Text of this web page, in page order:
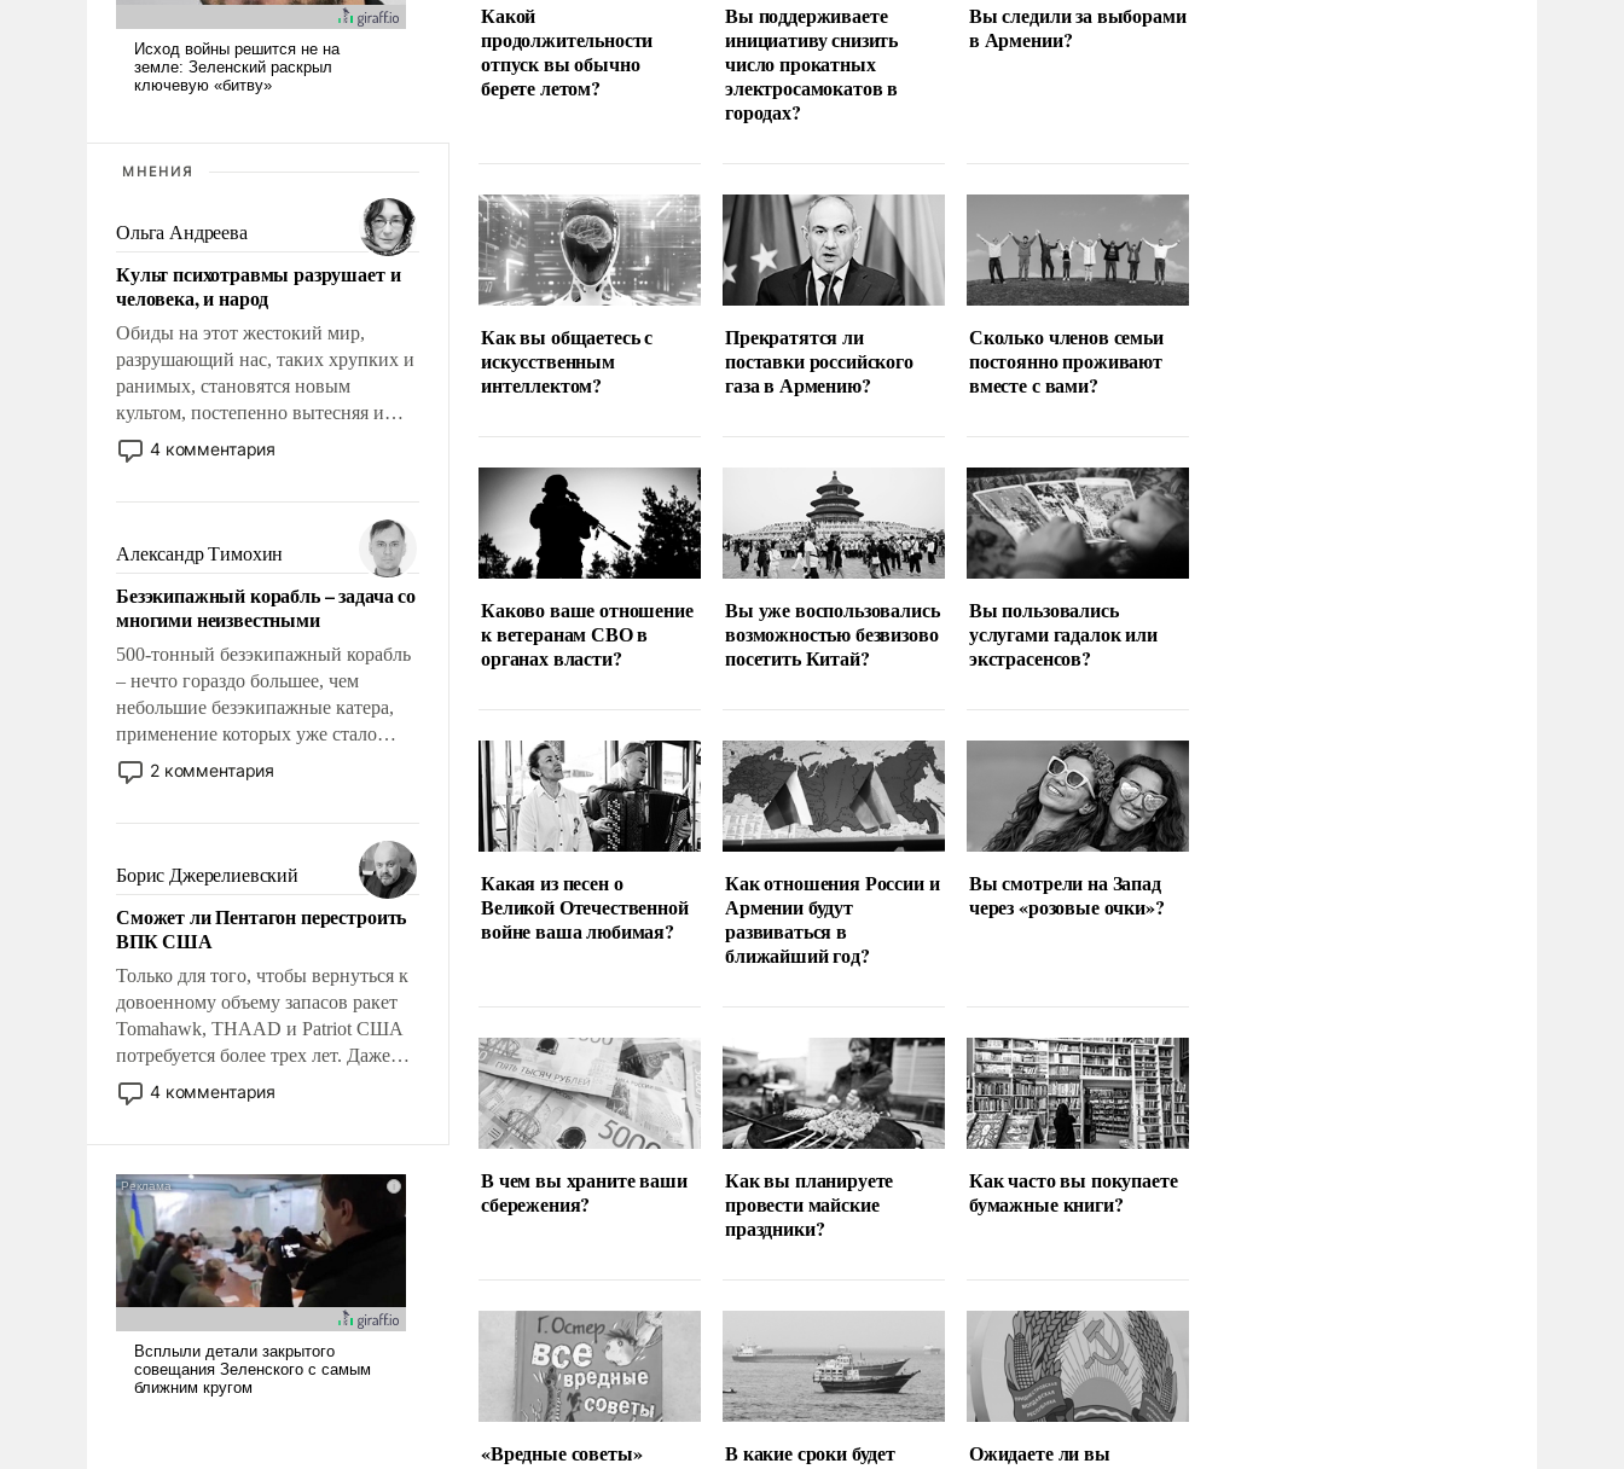
МНЕНИЯ
Ольга Андреева
Культ психотравмы разрушает и
человека, и народ
Обиды на этот жестокий мир,
разрушающий нас, таких хрупких и
ранимых, становятся новым
культом, постепенно вытесняя и
отменяя традиционное требование к
человеку – быть мужественным и
на себя ответственность, помогать
слабым, идти вперед и
адаптироваться.
4 комментария
Александр Тимохин
Безэкипажный корабль – задача со
многими неизвестными
500-тонный безэкипажный корабль
– нечто гораздо большее, чем
небольшие безэкипажные катера,
применение которых уже стало
обыденностью. Задача по созданию
такого корабля очень сложна и
реализация радикально поднимет
наши боевые возможности.
2 комментария
Борис Джерелиевский
Сможет ли Пентагон перестроить
ВПК США
Только для того, чтобы вернуться к
довоенному объему запасов ракет
Tomahawk, THAAD и Patriot США
потребуется более трех лет. Даже
небольшая война с Ираном
опустошила американские
уязвимости США, например, перед
Китаем.
4 комментария
Какой
продолжительности
отпуск вы обычно
берете летом?
Вы поддерживаете
инициативу снизить
число прокатных
электросамокатов в
городах?
Вы следили за выборами
в Армении?
Как вы общаетесь с
искусственным
интеллектом?
Прекратятся ли
поставки российского
газа в Армению?
Сколько членов семьи
постоянно проживают
вместе с вами?
Каково ваше отношение
к ветеранам СВО в
органах власти?
Вы уже воспользовались
возможностью безвизово
посетить Китай?
Вы пользовались
услугами гадалок или
экстрасенсов?
Какая из песен о
Великой Отечественной
войне ваша любимая?
Как отношения России и
Армении будут
развиваться в
ближайший год?
Вы смотрели на Запад
через «розовые очки»?
В чем вы храните ваши
сбережения?
Как вы планируете
провести майские
праздники?
Как часто вы покупаете
бумажные книги?
«Вредные советы»
В какие сроки будет
Ожидаете ли вы